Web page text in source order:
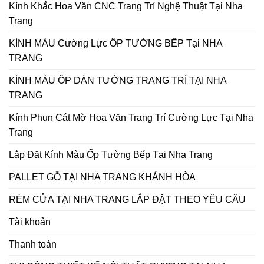
Kính Khắc Hoa Văn CNC Trang Trí Nghệ Thuật Tại Nha
Trang
KÍNH MÀU Cường Lực ỐP TƯỜNG BẾP Tại NHA
TRANG
KÍNH MÀU ỐP DÁN TƯỜNG TRANG TRÍ TẠI NHA
TRANG
Kính Phun Cát Mờ Hoa Văn Trang Trí Cường Lực Tại Nha
Trang
Lắp Đặt Kính Màu Ốp Tường Bếp Tại Nha Trang
PALLET GỖ TẠI NHA TRANG KHÁNH HÒA
RÈM CỬA TẠI NHA TRANG LẮP ĐẶT THEO YÊU CẦU
Tài khoản
Thanh toán